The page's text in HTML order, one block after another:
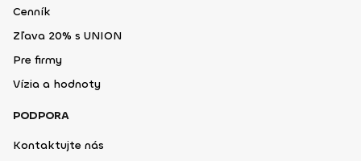
Cenník
Zľava 20% s UNION
Pre firmy
Vízia a hodnoty
PODPORA
Kontaktujte nás